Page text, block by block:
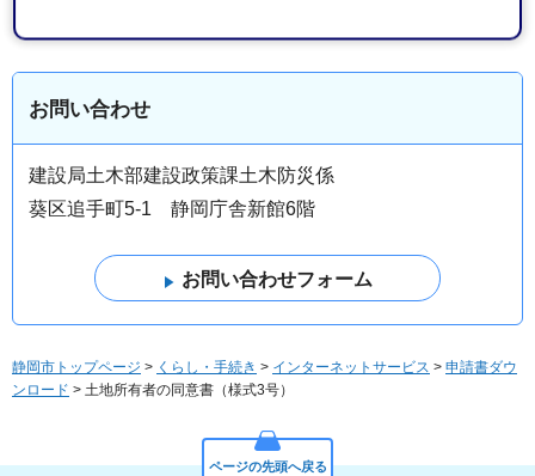
お問い合わせ
建設局土木部建設政策課土木防災係
葵区追手町5-1 静岡庁舎新館6階
静岡市トップページ > くらし・手続き > インターネットサービス > 申請書ダウ
ンロード > 土地所有者の同意書（様式3号）
ページの先頭へ戻る